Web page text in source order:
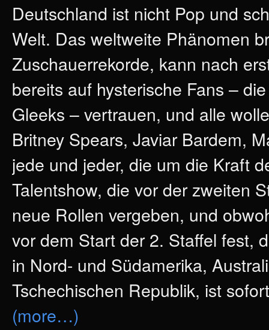
Deutschland ist nicht Pop und
Welt. Das weltweite Phänomen
Zuschauerrekorde, kann nach
bereits auf hysterische Fans –
Gleeks – vertrauen, und alle
Britney Spears, Javiar Bardem,
jede und jeder, die um die Kraft
Talentshow, die vor der zweiten
neue Rollen vergeben, und
vor dem Start der 2. Staffel fest,
in Nord- und Südamerika,
Tschechischen Republik, ist
(more…)